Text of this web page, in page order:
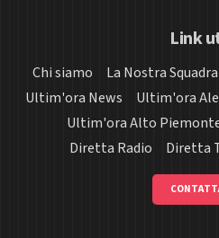
Link
Chi siamo La Nostra Squadra
Ultim'ora News
Ultim'ora
Ultim'ora Alto
Diretta Radio
Diretta